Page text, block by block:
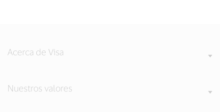
Acerca de Visa
Nuestros valores